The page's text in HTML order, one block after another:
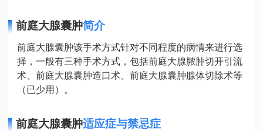
前庭大腺囊肿简介
前庭大腺囊肿该手术方式针对不同程度的病情来进行选
择，一般有三种手术方式，包括前庭大腺脓肿切开引流
术、前庭大腺囊肿造口术、前庭大腺囊肿腺体切除术等
（已少用）。
前庭大腺囊肿适应症与禁忌症